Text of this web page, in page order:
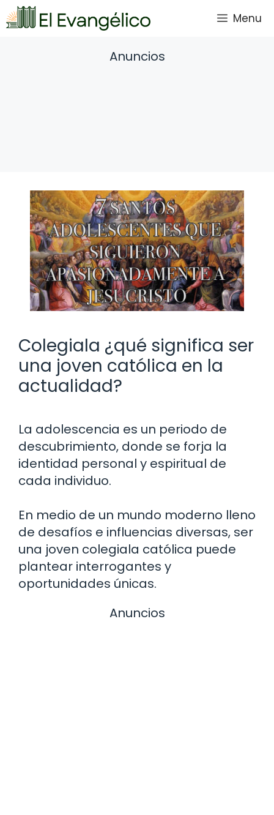
Saltar
al
Menu
Anuncios
Colegiala ¿qué significa ser
una joven católica en la
actualidad?
La adolescencia es un periodo de
descubrimiento, donde se forja la
identidad personal y espiritual de
cada individuo.
En medio de un mundo moderno lleno
de desafíos e influencias diversas, ser
una joven colegiala católica puede
plantear interrogantes y
oportunidades únicas.
Anuncios